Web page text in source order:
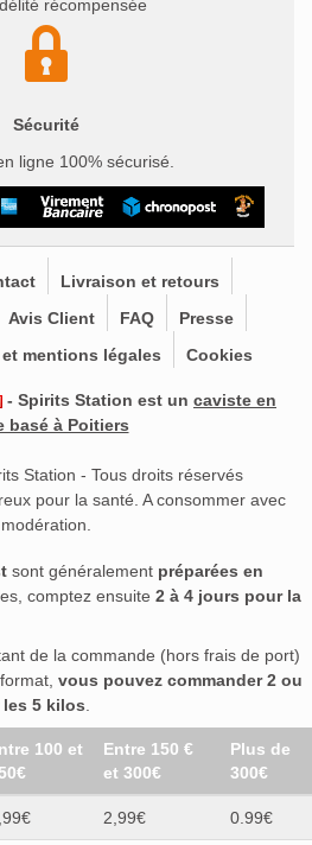
récompensée
Sécurité
ligne 100% sécurisé.
Livraison et retours
Avis Client FAQ
Presse
et mentions légales Cookies
- Spirits Station est un caviste en
basé à Poitiers
Station - Tous droits réservés
pour la santé. A consommer avec
modération.
sont généralement préparées en
comptez ensuite 2 à 4 jours pour la
de la commande (hors frais de port)
vous pouvez commander 2 ou
5 kilos.
100 et
Entre 150 €
et 300€
Plus de
300€
2,99€ 0.99€